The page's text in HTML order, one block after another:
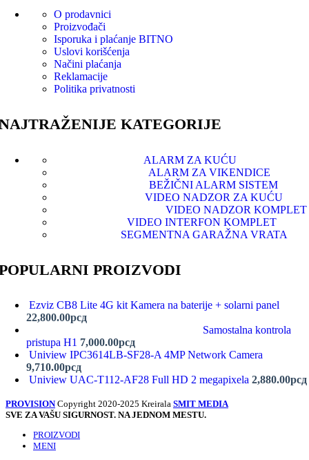
O prodavnici
Proizvođači
Isporuka i plaćanje BITNO
Uslovi korišćenja
Načini plaćanja
Reklamacije
Politika privatnosti
KATEGORIJE
ALARM ZA KUĆU
ALARM ZA VIKENDICE
BEŽIČNI ALARM SISTEM
VIDEO NADZOR ZA KUĆU
VIDEO NADZOR KOMPLET
VIDEO INTERFON KOMPLET
SEGMENTNA GARAŽNA VRATA
PROIZVODI
Ezviz CB8 Lite 4G kit Kamera na baterije + solarni panel
22,800.00рсд
Samostalna kontrola
pristupa H1 7,000.00рсд
Uniview IPC3614LB-SF28-A 4MP Network Camera
9,710.00рсд
Uniview UAC-T112-AF28 Full HD 2 megapixela 2,880.00рсд
PROVISIONCopyright 2020-2025 Kreirala SMIT MEDIA
SVE ZA VAŠU SIGURNOST. NA JEDNOM MESTU.
PROIZVODI
MENI